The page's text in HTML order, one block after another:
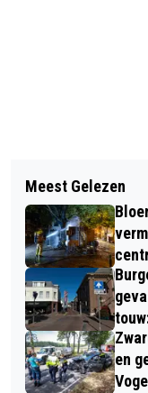
ERIN
DE POOLSE
CLUB
Meest Gelezen
en